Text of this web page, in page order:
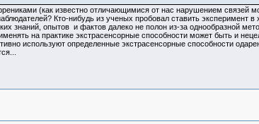
(как известно отличающимися от нас нарушением связей
Кто-нибудь из ученых пробовал ставить эксперимент
знаний, опытов и фактов далеко не полон из-за однообразной
на практике экстрасенсорные способности может быть и
используют определенные экстрасенсорные способности